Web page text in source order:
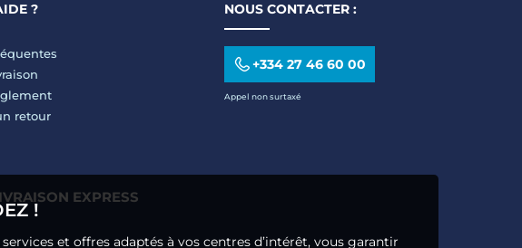
?
retour
NOUS CONTACTER :
+334 27 46 60 00
Appel non surtaxé
EXPRESS
!
et offres adaptés à vos centres d’intérêt, vous garantir